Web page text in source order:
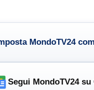
MondoTV24
Segui MondoTV24 su